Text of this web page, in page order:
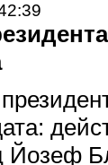
Йозеф